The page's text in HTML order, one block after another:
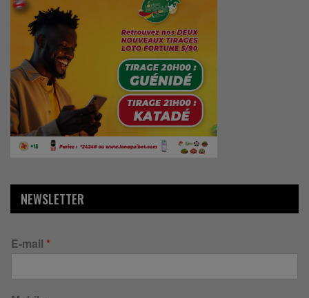
NEWSLETTER
E-mail *